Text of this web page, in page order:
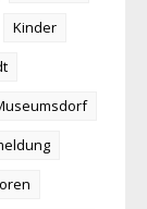
Kinder